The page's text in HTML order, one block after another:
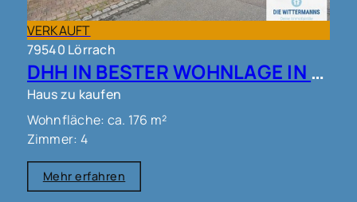
VERKAUFT
79540 Lörrach
DHH IN BESTER WOHNLAGE IN LÖRRACH!!
Haus zu kaufen
Wohnfläche: ca. 176 m²
Zimmer: 4
Mehr erfahren